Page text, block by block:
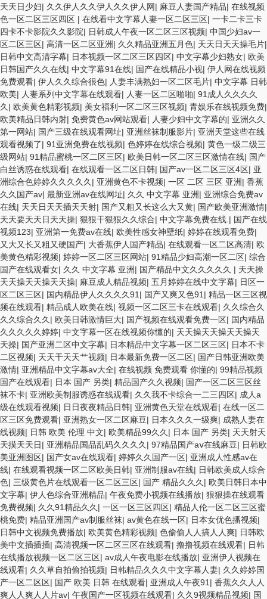
天天日少妇| 久久伊人久久伊人久久伊人网| 麻豆人妻国产精品| 在线视频
色一区二区三区四区 | 在线看中文字幕人妻一区二区三区| 一卡二卡三卡
四卡不卡影院久久影院| 日韩成人午夜一区二区三区视频| 中国少妇av一
区二区三区| 高清一区二区亚洲| 久久精品亚洲五月色| 天天日天天操毛片|
日韩中文高清字幕| 日本视频一区二区三区四区| 中文字幕少妇熟女| 欧美
日韩国产久久在线| 中文字幕91在线| 国产在线精品小视| 伊人网在线视频
免费观看| 伊人久久综合很色| 人妻丰满熟妇一区二区毛片| 中文字幕 日韩
欧美| 人妻系列中文字幕在线观看| 人妻一区二区啪啪| 91成人久久久久
久 | 欧美黄色精彩视频| 美女福利一区二区三区视频| 青娱乐在线视频免费|
欧美精品日韩内射| 免费黄色av网站观看| 人妻少妇中文字幕的| 亚洲久久
第一网站| 国产三级在线观看网址| 亚洲丝袜制服影片| 亚洲天堂这些在线
观看视频了| 91亚洲免费在线视频| 色婷婷在线综合视频| 黄色一级二级三
级网站| 91精品蜜桃一区二区三区| 欧美日韩一区二区三区激情在线| 国产
白丝诱惑在线观看| 在线观看一区二区日韩| 国产av一区二区三区4区| 亚
洲综合色婷婷久久久久久 | 亚洲黄色不卡视频| 一区 二区 三区 亚洲| 香蕉
久久国产av| 最新亚洲av在线网址| 久久 中文字幕 亚洲| 亚洲综合免费av
在线| 天天日天天插天天射| 国产又粗又长这么大又黄| 国产欧美亚洲激情|
天天要天天日天天操| 狠狠干狠狠久久综合| 中文字幕免费在线. | 国产在线
视频123| 亚洲第一免费av在线| 欧美性感女神壁纸| 婷婷在线观看免费|
又大又长又粗又硬国产| 大香蕉伊人国产精品| 在线观看一区二区高清| 欧
美黄色精彩视频| 婷婷一区二区三区网站| 91精品少妇高潮一区二区| 综合
国产在线观看女| 久久 中文字幕 亚洲| 国产精品中文久久久久久 | 天天操
天天操天天操天天操| 麻豆成人精品视频| 五月婷婷在线中文字幕| 日区一
区二区三区| 国内精品伊人久久久久91 | 国产又爽又色91 | 精品一区三区视
频在线观看| 精品成人欧美在线| 视频一区二区三卡在线观看| 久久综合久
久久综合久久 | 欧美日韩激情巨大| 国产视频在线观看免费一区| 国内精品
久久久久久婷婷| 中文字幕一区在线视频你懂的| 天天操天天操天天操天
天操| 国产亚洲二区中文字幕| 日本精品中文字幕一区二区三区| 日本不卡
二区视频| 天天干天天艹视频| 日本最新免费一区二区| 国产日韩亚洲欧美
激情| 亚洲精品中文字幕av大全| 在线视频 免费观看 你懂的| 99精品视频
国产在线观看| 日本 国产 另类| 精品国产久久视频| 国产一区二区三区丝
袜不卡| 亚洲欧美制服诱惑在线观看| 久久我不卡综合一二三四区| 成人a
级在线观看视频| 日日夜夜精品日韩| 亚洲黄色天堂在线观看| 在线一区二
区三区免费观看| 亚洲熟女一区二区麻豆| 日本久久久一级爽| 成熟人妻在
线视频| 日韩 欧美 伦理 中文| 欧美精品99久久 | 日本 国产 另类| 天天射天
天摸天天日| 亚洲精品国品乱码久久久久 | 97精品国产aⅴ在线麻豆| 日韩欧
美亚洲图区| 国产女av在线观看| 婷婷久久国产一区| 亚洲成人性感av在
线| 在线观看视频一区二区欧美日韩| 亚洲制服av在线| 日韩欧美成人综合
色| 三级黄色片在线观看一区二区三区| 国产 精品久久久 | 欧美日韩日本中
文字幕| 伊人色综合亚洲精品| 午夜免费小视频在线播放| 狠狠操在线观看
免费视频| 久久91精品久久 | 一区一区三区四区| 精品人伦一区二区三区蜜
桃免费| 精品亚洲国产av制服丝袜| av黄色在线一区| 日本女优色播视频|
日韩中文视频免费播放| 欧美黄色精彩视频| 色偷偷人人搞人人爽| 日韩欧
美中文插插插| 高清视频一区二区三区在线观看| 撸撸视频在线观看| 日韩
在线播放视频一区二区三区| av成人午夜电影在线播放| 亚洲伊人视频在
线观看| 久久草自拍偷拍视频| 日韩精品久久久中文字幕人妻| 久久婷婷国
产一区二区区| 国产 欧美 日韩 在线观看| 亚洲成人午夜91 | 香蕉久久人人
爽人人爽人人片av| 午夜国产一区视频在线观看| 久久9视频精品视频| 国